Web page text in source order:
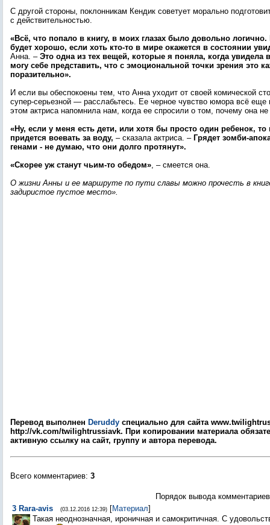
С другой стороны, поклонникам Кендик советует морально
с действительностью.
«Всё, что попало в книгу, в моих глазах было довольно
будет хорошо, если хоть кто-то в мире окажется в состоянии
Анна. – Это одна из тех вещей, которые я поняла, когда увидела
могу себе представить, что с эмоциональной точки зрения это
поразительно».
И если вы обеспокоены тем, что Анна уходит от своей комической
супер-серьезной — расслабьтесь. Ее черное чувство юмора всё
этом актриса напомнила нам, когда ее спросили о том, почему она
«Ну, если у меня есть дети, или хотя бы просто один ребенок,
придется воевать за воду, – сказала актриса. – Грядет зомби-
генами - не думаю, что они долго протянут».
«Скорее уж станут чьим-то обедом», – смеется она.
О жизни Анны и ее маршруте по пути славы можно прочесть в
задиристое пустое место».
Перевод выполнен Deruddy специально для сайта
http://vk.com/twilightrussiavk. При копировании материала
активную ссылку на сайт, группу и автора перевода.
Всего комментариев: 3
Порядок вывода
3 Rara-avis (03.12.2016 12:39) [Материал]
Такая неоднозначная, ироничная и самокритичная. С